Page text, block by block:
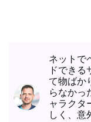
ネットで
ドでき
て物ばか
らなかっ
ャラクタ
しく、意